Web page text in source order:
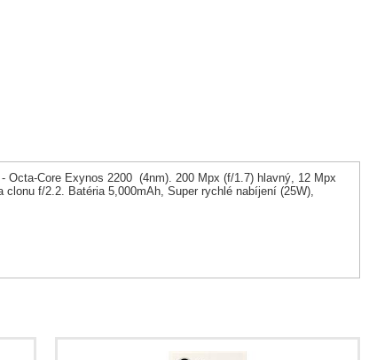
Octa-Core Exynos 2200 (4nm). 200 Mpx (f/1.7) hlavný, 12 Mpx
f/2.2. Batéria 5,000mAh, Super rychlé nabíjení (25W),